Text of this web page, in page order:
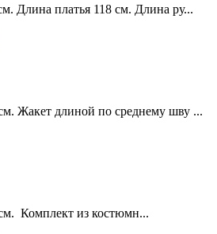
Длина платья 118 см. Длина ру...
Жакет длиной по среднему шву ...
Комплект из костюмн...